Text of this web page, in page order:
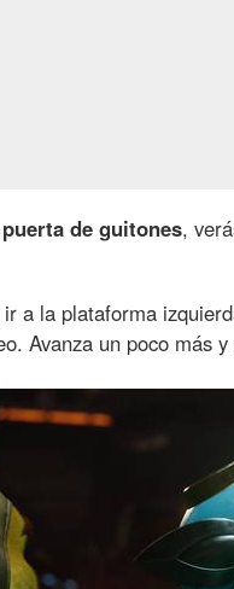
de guitones,
a la plataforma
Avanza un poco más y